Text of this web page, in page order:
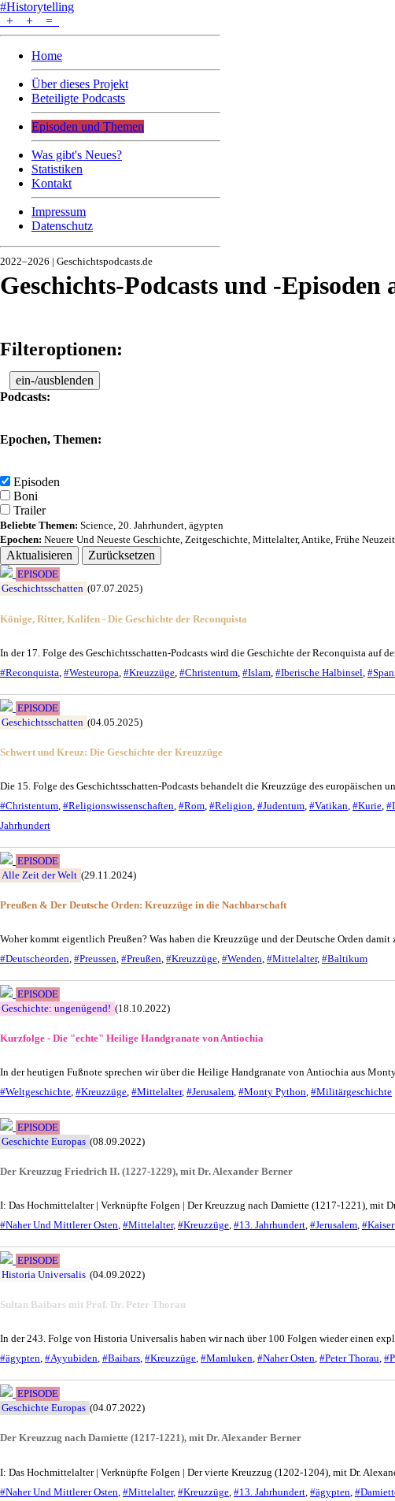
#Historytelling
+
+ =
Home
Über dieses Projekt
Beteiligte Podcasts
Episoden und Themen
Was gibt's Neues?
Statistiken
Kontakt
Impressum
Datenschutz
2022–2026 | Geschichtspodcasts.de
Geschichts-Podcasts und -Episoden
Filteroptionen:
ein-/ausblenden
Podcasts:
Epochen, Themen:
Episoden
Boni
Trailer
Beliebte Themen: Science, 20. Jahrhundert, ägypten
Epochen: Neuere Und Neueste Geschichte, Zeitgeschichte, Mittelalter,Antike, Frühe Neuzeit
Aktualisieren Zurücksetzen
EPISODE
Geschichtsschatten (07.07.2025)
Könige, Ritter, Kalifen - Die Geschichte der Reconquista
In der 17. Folge des Geschichtsschatten-Podcasts wird die Geschichte der Reconquista
#Reconquista #Westeuropa #Kreuzzüge #Christentum #Islam #Iberische Halbinsel
EPISODE
Geschichtsschatten (04.05.2025)
Schwert und Kreuz: Die Geschichte der Kreuzzüge
Die 15. Folge des Geschichtsschatten-Podcasts behandelt die Kreuzzüge des
#Christentum, #Religionswissenschaften, #Rom, #Religion, #Judentum, #Vatikan, #Kurie,
Jahrhundert
EPISODE
Alle Zeit der Welt (29.11.2024)
Preußen & Der Deutsche Orden: Kreuzzüge in die Nachbarschaft
Woher kommt eigentlich Preußen? Was haben die Kreuzzüge und der Deutsche Orden
#Deutscheorden, #Preussen, #Preußen, #Kreuzzüge, #Wenden, #Mittelalter, #Baltikum
EPISODE
Geschichte: ungenügend! (18.10.2022)
Kurzfolge - Die "echte" Heilige Handgranate von Antiochia
In der heutigen Fußnote sprechen wir über die Heilige Handgranate von Antiochia aus
#Weltgeschichte, #Kreuzzüge, #Mittelalter, #Jerusalem, #Monty Python, #Militärgeschichte
EPISODE
Geschichte Europas (08.09.2022)
Der Kreuzzug Friedrich II. (1227-1229), mit Dr. Alexander Berner
I: Das Hochmittelalter | Verknüpfte Folgen | Der Kreuzzug nach Damiette (1217-1221), mit
#Naher Und Mittlerer Osten, #Mittelalter, #Kreuzzüge, #13. Jahrhundert, #Jerusalem,
EPISODE
Historia Universalis (04.09.2022)
Sultan Baibars mit Prof. Dr. Peter Thorau
In der 243. Folge von Historia Universalis haben wir nach über 100 Folgen wieder einen
#ägypten, #Ayyubiden, #Baibars, #Kreuzzüge, #Mamluken, #Naher Osten, #Peter Thorau,
EPISODE
Geschichte Europas (04.07.2022)
Der Kreuzzug nach Damiette (1217-1221), mit Dr. Alexander Berner
I: Das Hochmittelalter | Verknüpfte Folgen | Der vierte Kreuzzug (1202-1204), mit Dr.
#Naher Und Mittlerer Osten #Mittelalter, #Kreuzzüge #13. Jahrhundert #ägypten